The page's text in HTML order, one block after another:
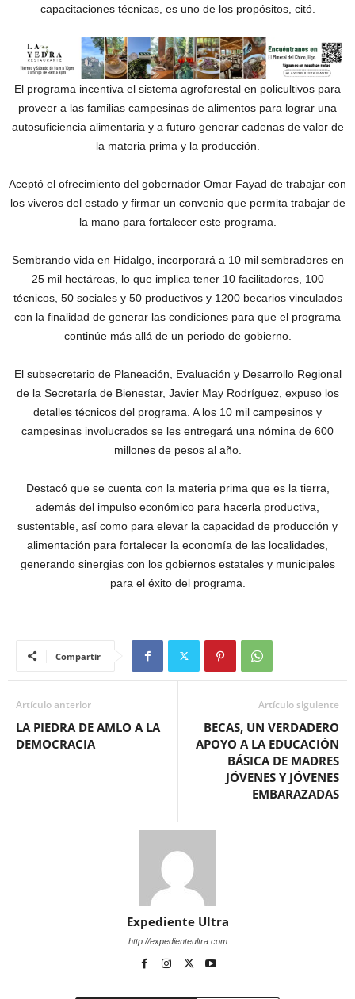
capacitaciones técnicas, es uno de los propósitos, citó.
El programa incentiva el sistema agroforestal en policultivos para
proveer a las familias campesinas de alimentos para lograr una
autosuficiencia alimentaria y a futuro generar cadenas de valor de
la materia prima y la producción.
Aceptó el ofrecimiento del gobernador Omar Fayad de trabajar con
los viveros del estado y firmar un convenio que permita trabajar de
la mano para fortalecer este programa.
Sembrando vida en Hidalgo, incorporará a 10 mil sembradores en
25 mil hectáreas, lo que implica tener 10 facilitadores, 100
técnicos, 50 sociales y 50 productivos y 1200 becarios vinculados
con la finalidad de generar las condiciones para que el programa
continúe más allá de un periodo de gobierno.
El subsecretario de Planeación, Evaluación y Desarrollo Regional
de la Secretaría de Bienestar, Javier May Rodríguez, expuso los
detalles técnicos del programa. A los 10 mil campesinos y
campesinas involucrados se les entregará una nómina de 600
millones de pesos al año.
Destacó que se cuenta con la materia prima que es la tierra,
además del impulso económico para hacerla productiva,
sustentable, así como para elevar la capacidad de producción y
alimentación para fortalecer la economía de las localidades,
generando sinergias con los gobiernos estatales y municipales
para el éxito del programa.
Compartir
Artículo anterior
LA PIEDRA DE AMLO A LA
DEMOCRACIA
Artículo siguiente
BECAS, UN VERDADERO
APOYO A LA EDUCACIÓN
BÁSICA DE MADRES
JÓVENES Y JÓVENES
EMBARAZADAS
Expediente Ultra
http://expedienteultra.com